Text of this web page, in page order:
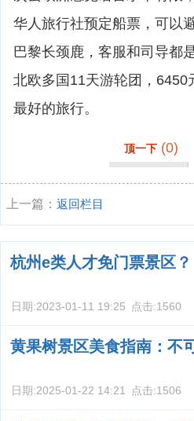
华人旅行社预定船票，可以
巴黎长颈鹿，客服和司导都
北欧多国11天游轮团，
最好的旅行。
顶一下 (0)
上一篇： 返回栏目
杭州e类人才免门票景区？
日期:2023-01-11 19:25 点击:1560
黄果树景区美食指南：不
日期:2025-01-22 14:21 点击:1506